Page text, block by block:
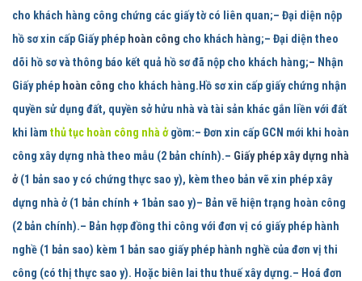
cho khách hàng công chứng các giấy tờ có liên quan;– Đại diện nộp
hồ sơ xin cấp Giấy phép hoàn công cho khách hàng;– Đại diện theo
dõi hồ sơ và thông báo kết quả hồ sơ đã nộp cho khách hàng;– Nhận
Giấy phép hoàn công cho khách hàng. Hồ sơ xin cấp giấy chứng nhận
quyền sử dụng đất, quyền sở hửu nhà và tài sản khác gắn liền với đất
khi làm thủ tục hoàn công nhà ởgồm:– Đơn xin cấp GCN mới khi hoàn
công xây dựng nhà theo mẫu (2 bản chính).– Giấy phép xây dựng nhà
ở(1 bản sao y có chứng thực sao y), kèm theo bản vẽ xin phép xây
dựng nhà ở (1 bản chính + 1bản sao y)– Bản vẽ hiện trạng hoàn công
(2 bản chính).– Bản hợp đồng thi công với đơn vị có giấy phép hành
nghề (1 bản sao) kèm 1 bản sao giấy phép hành nghề của đơn vị thi
công (có thị thực sao y). Hoặc biên lai thu thuế xây dựng.– Hoá đơn